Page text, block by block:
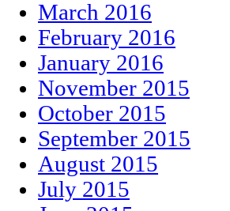
March 2016
February 2016
January 2016
November 2015
October 2015
September 2015
August 2015
July 2015